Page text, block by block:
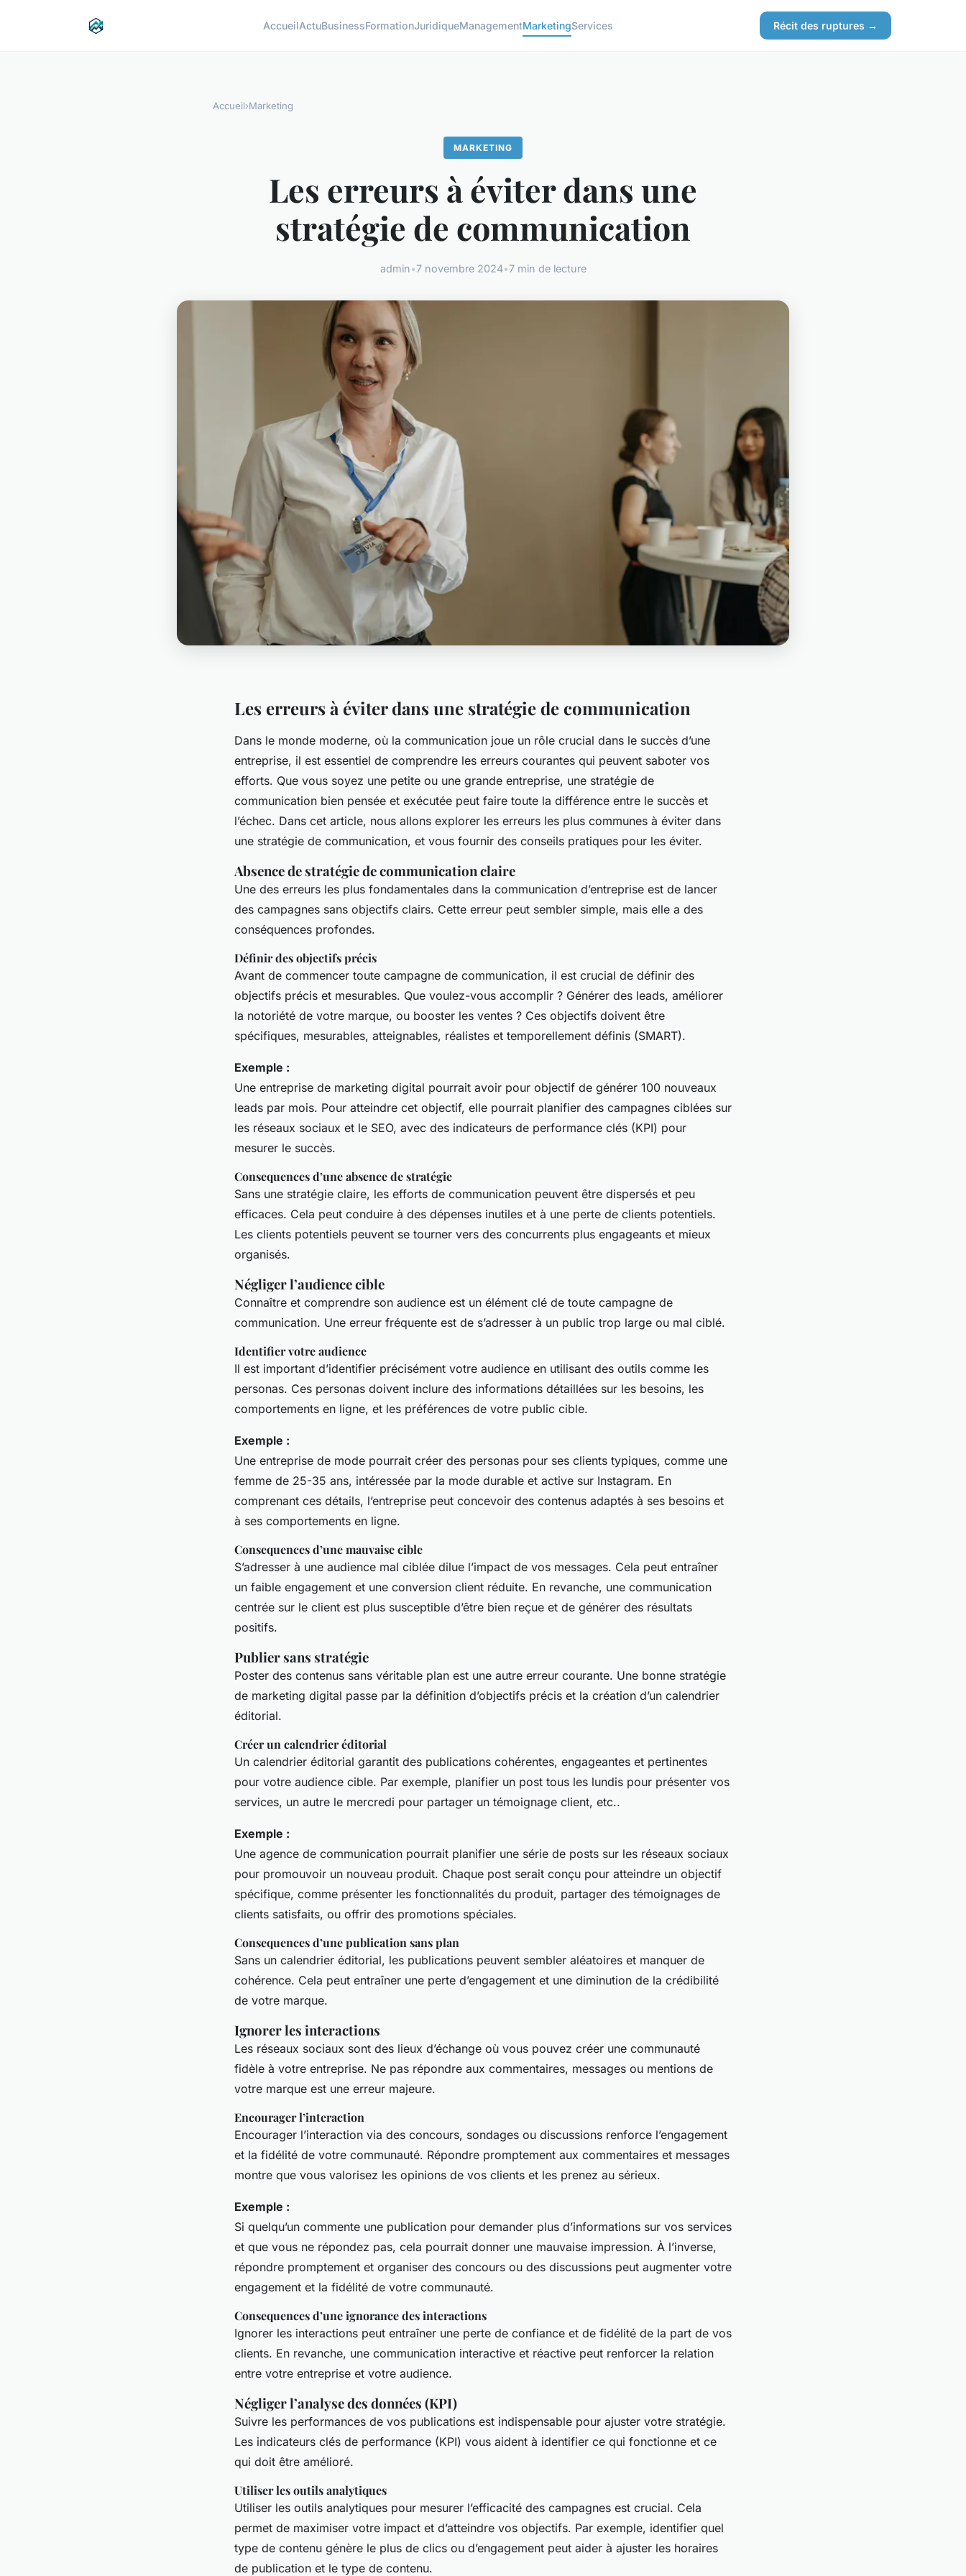
AccueilActuBusinessFormationJuridiqueManagementMarketingServices Récit des ruptures →
Accueil›Marketing
MARKETING
Les erreurs à éviter dans une
stratégie de communication
admin•7 novembre 2024•7 min de lecture
Les erreurs à éviter dans une stratégie de communication
Dans le monde moderne, où la communication joue un rôle crucial dans le succès d’une
entreprise, il est essentiel de comprendre les erreurs courantes qui peuvent saboter vos
efforts. Que vous soyez une petite ou une grande entreprise, une stratégie de
communication bien pensée et exécutée peut faire toute la différence entre le succès et
l’échec. Dans cet article, nous allons explorer les erreurs les plus communes à éviter dans
une stratégie de communication, et vous fournir des conseils pratiques pour les éviter.
Absence de stratégie de communication claire
Une des erreurs les plus fondamentales dans la communication d’entreprise est de lancer
des campagnes sans objectifs clairs. Cette erreur peut sembler simple, mais elle a des
conséquences profondes.
Définir des objectifs précis
Avant de commencer toute campagne de communication, il est crucial de définir des
objectifs précis et mesurables. Que voulez-vous accomplir ? Générer des leads, améliorer
la notoriété de votre marque, ou booster les ventes ? Ces objectifs doivent être
spécifiques, mesurables, atteignables, réalistes et temporellement définis (SMART).
Exemple :
Une entreprise de marketing digital pourrait avoir pour objectif de générer 100 nouveaux
leads par mois. Pour atteindre cet objectif, elle pourrait planifier des campagnes ciblées sur
les réseaux sociaux et le SEO, avec des indicateurs de performance clés (KPI) pour
mesurer le succès.
Consequences d’une absence de stratégie
Sans une stratégie claire, les efforts de communication peuvent être dispersés et peu
efficaces. Cela peut conduire à des dépenses inutiles et à une perte de clients potentiels.
Les clients potentiels peuvent se tourner vers des concurrents plus engageants et mieux
organisés.
Négliger l’audience cible
Connaître et comprendre son audience est un élément clé de toute campagne de
communication. Une erreur fréquente est de s’adresser à un public trop large ou mal ciblé.
Identifier votre audience
Il est important d’identifier précisément votre audience en utilisant des outils comme les
personas. Ces personas doivent inclure des informations détaillées sur les besoins, les
comportements en ligne, et les préférences de votre public cible.
Exemple :
Une entreprise de mode pourrait créer des personas pour ses clients typiques, comme une
femme de 25-35 ans, intéressée par la mode durable et active sur Instagram. En
comprenant ces détails, l’entreprise peut concevoir des contenus adaptés à ses besoins et
à ses comportements en ligne.
Consequences d’une mauvaise cible
S’adresser à une audience mal ciblée dilue l’impact de vos messages. Cela peut entraîner
un faible engagement et une conversion client réduite. En revanche, une communication
centrée sur le client est plus susceptible d’être bien reçue et de générer des résultats
positifs.
Publier sans stratégie
Poster des contenus sans véritable plan est une autre erreur courante. Une bonne stratégie
de marketing digital passe par la définition d’objectifs précis et la création d’un calendrier
éditorial.
Créer un calendrier éditorial
Un calendrier éditorial garantit des publications cohérentes, engageantes et pertinentes
pour votre audience cible. Par exemple, planifier un post tous les lundis pour présenter vos
services, un autre le mercredi pour partager un témoignage client, etc..
Exemple :
Une agence de communication pourrait planifier une série de posts sur les réseaux sociaux
pour promouvoir un nouveau produit. Chaque post serait conçu pour atteindre un objectif
spécifique, comme présenter les fonctionnalités du produit, partager des témoignages de
clients satisfaits, ou offrir des promotions spéciales.
Consequences d’une publication sans plan
Sans un calendrier éditorial, les publications peuvent sembler aléatoires et manquer de
cohérence. Cela peut entraîner une perte d’engagement et une diminution de la crédibilité
de votre marque.
Ignorer les interactions
Les réseaux sociaux sont des lieux d’échange où vous pouvez créer une communauté
fidèle à votre entreprise. Ne pas répondre aux commentaires, messages ou mentions de
votre marque est une erreur majeure.
Encourager l’interaction
Encourager l’interaction via des concours, sondages ou discussions renforce l’engagement
et la fidélité de votre communauté. Répondre promptement aux commentaires et messages
montre que vous valorisez les opinions de vos clients et les prenez au sérieux.
Exemple :
Si quelqu’un commente une publication pour demander plus d’informations sur vos services
et que vous ne répondez pas, cela pourrait donner une mauvaise impression. À l’inverse,
répondre promptement et organiser des concours ou des discussions peut augmenter votre
engagement et la fidélité de votre communauté.
Consequences d’une ignorance des interactions
Ignorer les interactions peut entraîner une perte de confiance et de fidélité de la part de vos
clients. En revanche, une communication interactive et réactive peut renforcer la relation
entre votre entreprise et votre audience.
Négliger l’analyse des données (KPI)
Suivre les performances de vos publications est indispensable pour ajuster votre stratégie.
Les indicateurs clés de performance (KPI) vous aident à identifier ce qui fonctionne et ce
qui doit être amélioré.
Utiliser les outils analytiques
Utiliser les outils analytiques pour mesurer l’efficacité des campagnes est crucial. Cela
permet de maximiser votre impact et d’atteindre vos objectifs. Par exemple, identifier quel
type de contenu génère le plus de clics ou d’engagement peut aider à ajuster les horaires
de publication et le type de contenu.